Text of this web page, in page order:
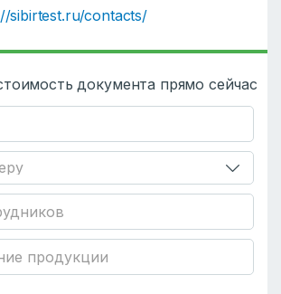
sibirtest.ru/contacts/
документа прямо сейчас